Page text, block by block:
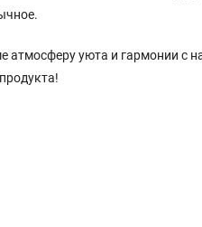
атмосферу уюта и гармонии